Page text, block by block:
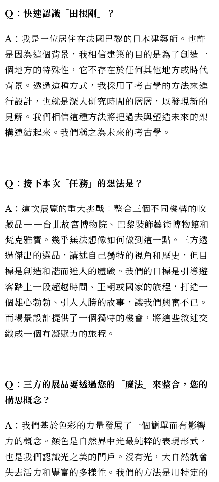
Q：快速認識「田根剛」？
A：我是一位居住在法國巴黎的日本建築師。也許
是因為這個背景，我相信建築的目的是為了創造一
個地方的特殊性，它不存在於任何其他地方或時代
背景。透過這種方式，我採用了考古學的方法來進
行設計，也就是深入研究時間的層層，以發現新的
見解。我們相信這種方法將把過去與塑造未來的架
構連結起來。我們稱之為未來的考古學。
Q：接下本次「任務」的想法是？
A：這次展覽的重大挑戰：整合三個不同機構的收
藏品——台北故宮博物院、巴黎裝飾藝術博物館和
梵克雅寶。幾乎無法想像如何做到這一點。三方透
過傑出的選品，講述自己獨特的視角和歷史，但目
標是創造和諧而迷人的體驗。我們的目標是引導遊
客踏上一段超越時間、王朝或國家的旅程，打造一
個雄心勃勃、引人入勝的故事，讓我們興奮不已。
而場景設計提供了一個獨特的機會，將這些敘述交
織成一個有凝聚力的旅程。
Q：三方的展品要透過您的「魔法」來整合，您的
構思概念？
A：我們基於色彩的力量發展了一個簡單而有影響
力的概念。顏色是自然界中光最純粹的表現形式，
也是我們認識光之美的門戶。沒有光，大自然就會
失去活力和豐富的多樣性。我們的方法是用特定的